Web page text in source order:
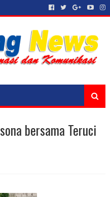
bersama Teruci